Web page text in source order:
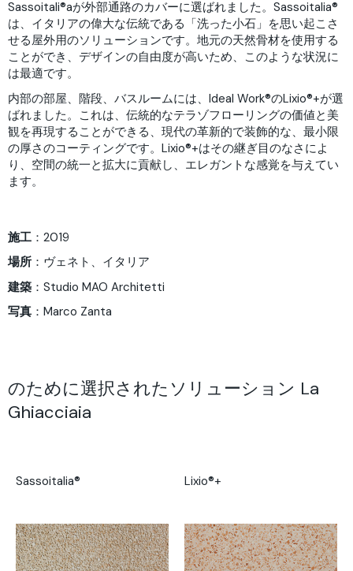
Sassoitali®aが外部通路のカバーに選ばれました。Sassoitalia®
は、イタリアの偉大な伝統である「洗った小石」を思い起こさ
せる屋外用のソリューションです。地元の天然骨材を使用する
ことができ、デザインの自由度が高いため、このような状況に
は最適です。
内部の部屋、階段、バスルームには、Ideal Work®のLixio®+が選
ばれました。これは、伝統的なテラゾフローリングの価値と美
観を再現することができる、現代の革新的で装飾的な、最小限
の厚さのコーティングです。Lixio®+はその継ぎ目のなさによ
り、空間の統一と拡大に貢献し、エレガントな感覚を与えてい
ます。
施工 ：2019
場所 ：ヴェネト、イタリア
建築 ：Studio MAO Architetti
写真 ：Marco Zanta
のために選択されたソリューション La
Ghiacciaia
Sassoitalia® Lixio®+